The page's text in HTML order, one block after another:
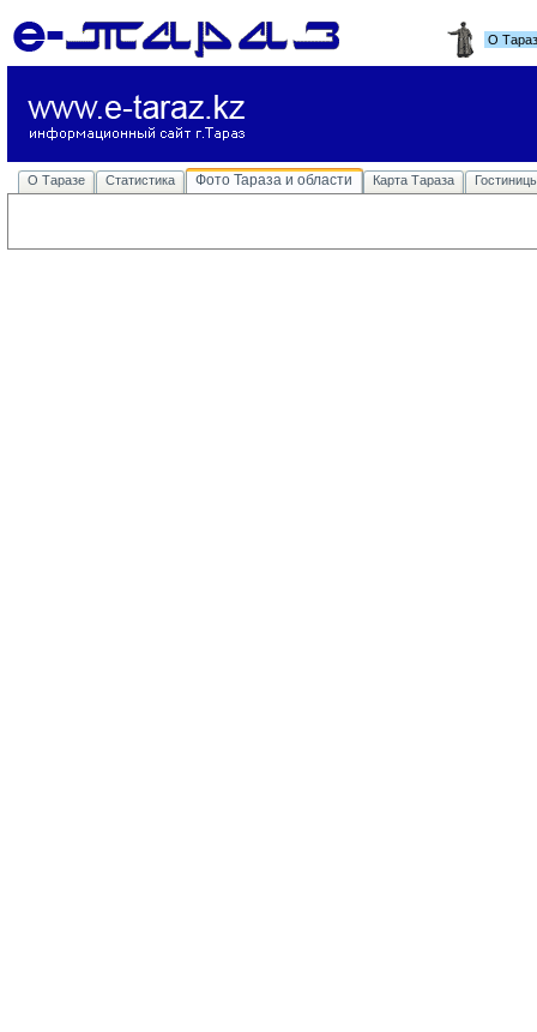
О
О Таразе Статистика Фото Тараза и области Карта Тараза